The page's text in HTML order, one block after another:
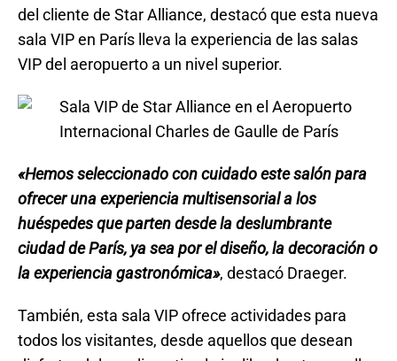
del cliente de Star Alliance, destacó que esta nueva
sala VIP en París lleva la experiencia de las salas
VIP del aeropuerto a un nivel superior.
«Hemos seleccionado con cuidado este salón para
ofrecer una experiencia multisensorial a los
huéspedes que parten desde la deslumbrante
ciudad de París, ya sea por el diseño, la decoración o
la experiencia gastronómica», destacó Draeger.
También, esta sala VIP ofrece actividades para
todos los visitantes, desde aquellos que desean